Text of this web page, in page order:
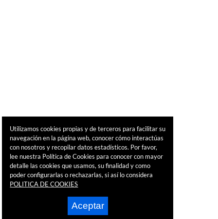
Utilizamos cookies propias y de terceros para facilitar su
navegación en la página web, conocer cómo interactúas
con nosotros y recopilar datos estadísticos. Por favor,
lee nuestra Política de Cookies para conocer con mayor
detalle las cookies que usamos, su finalidad y como
poder configurarlas o rechazarlas, si así lo considera
POLITICA DE COOKIES
Aceptar